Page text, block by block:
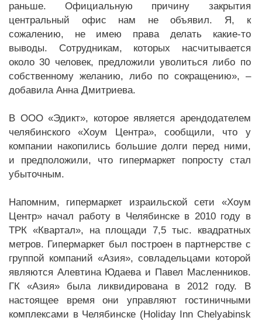
раньше. Официальную причину закрытия
центральный офис нам не объявил. Я, к
сожалению, не имею права делать какие-то
выводы. Сотрудникам, которых насчитывается
около 30 человек, предложили уволиться либо по
собственному желанию, либо по сокращению», –
добавила Анна Дмитриева.
В ООО «Эдикт», которое является арендодателем
челябинского «Хоум Центра», сообщили, что у
компании накопились большие долги перед ними,
и предположили, что гипермаркет попросту стал
убыточным.
Напомним, гипермаркет израильской сети «Хоум
Центр» начал работу в Челябинске в 2010 году в
ТРК «Квартал», на площади 7,5 тыс. квадратных
метров. Гипермаркет был построен в партнерстве с
группой компаний «Азия», совладельцами которой
являются Алевтина Юдаева и Павел Масленников.
ГК «Азия» была ликвидирована в 2012 году. В
настоящее время они управляют гостиничными
комплексами в Челябинске (Holiday Inn Chelyabinsk